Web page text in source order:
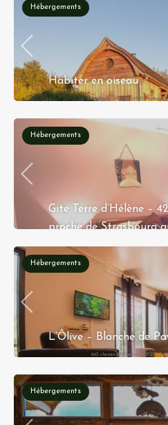
Hébergements
Habiter en oiseau
Lieu-dit Escudeyrie, 46100 Planioles
Hébergements
Gite Terre d’Hélène –
proche de Strasbourg
Réservation instantanée
Hébergements
L’Ôlive – Blanche de
693 chemin de Chazalet 07230
Hébergements